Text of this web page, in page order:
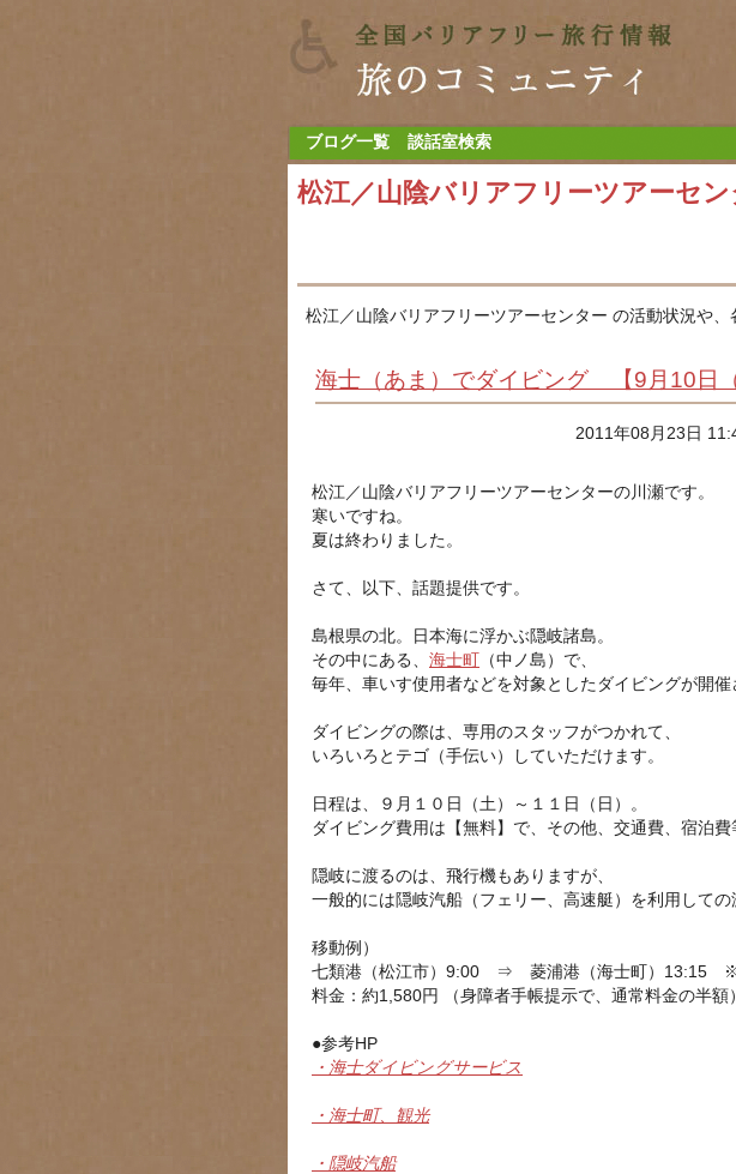
ブログ一覧 談話室検索
松江／山陰バリアフリーツアーセン
松江／山陰バリアフリーツアーセンター の活動状況や、
海士（あま）でダイビング 【9月10日
2011年08月23日
松江／山陰バリアフリーツアーセンターの川瀬です。
寒いですね。
夏は終わりました。
さて、以下、話題提供です。
島根県の北。日本海に浮かぶ隠岐諸島。
その中にある、 海士町 （中ノ島）で、
毎年、車いす使用者などを対象としたダイビングが開催
ダイビングの際は、専用のスタッフがつかれて、
いろいろとテゴ（手伝い）していただけます。
日程は、９月１０日（土）～１１日（日）。
ダイビング費用は【無料】で、その他、交通費、宿泊費
隠岐に渡るのは、飛行機もありますが、
一般的には隠岐汽船（フェリー、高速艇）を利用しての
移動例）
七類港（松江市）9:00 ⇒ 菱浦港（海士町）13:15
料金：約1,580円 （身障者手帳提示で、通常料金の半額
●参考HP
・海士ダイビングサービス
・海士町、観光
・隠岐汽船